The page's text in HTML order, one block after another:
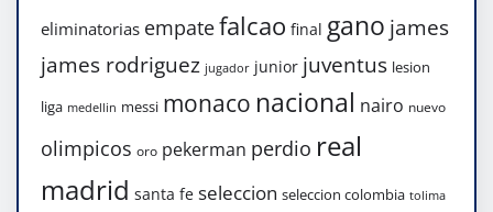
eliminatorias empatefalcao final gano james
james rodriguez jugador junior juventus lesion
liga medellin messi monaco nacional nairo nuevo
olimpicos oro pekerman perdio real
madrid santa fe seleccion seleccion colombia tolima